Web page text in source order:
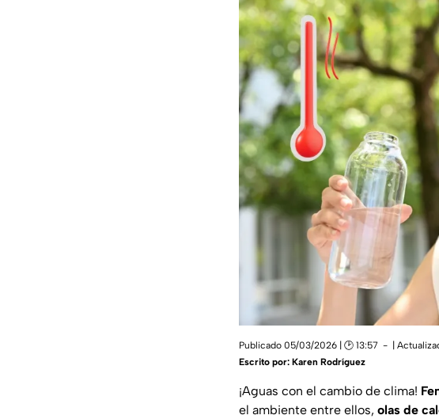
Publicado 05/03/2026 | 🕑 13:57 |
Escrito por: Karen Rodríguez
¡Aguas con el cambio de clima!
el ambiente entre ellos, olas de